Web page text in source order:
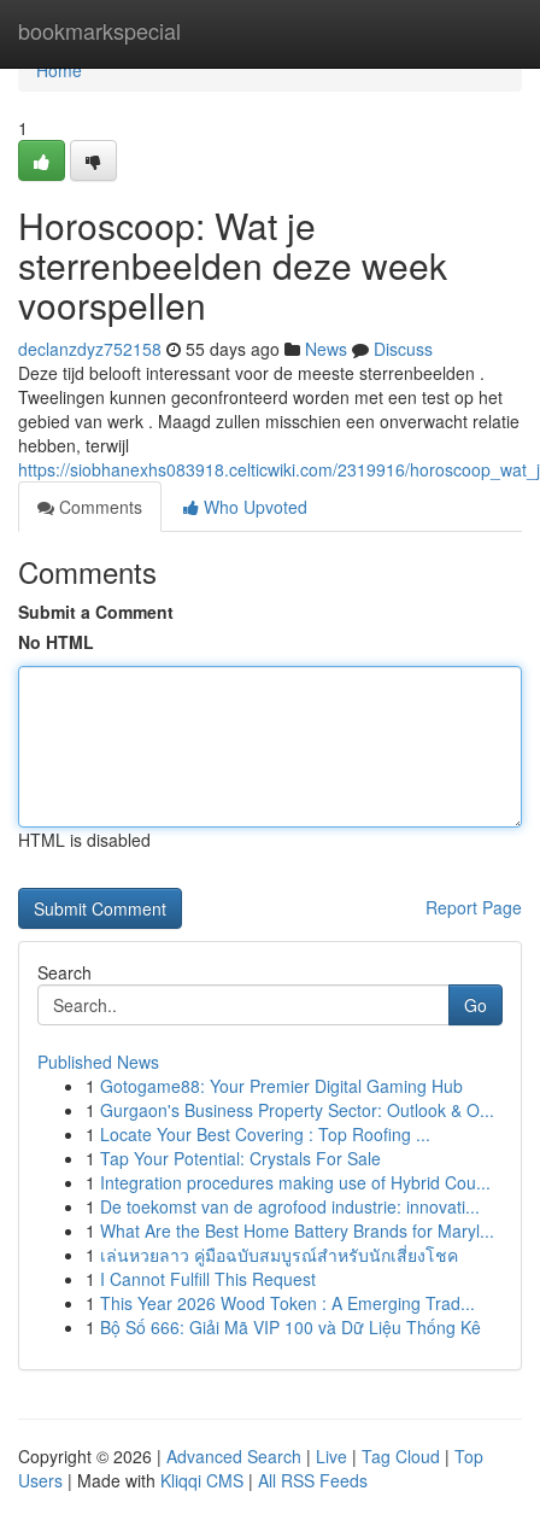
bookmarkspecial
Home
Home
1
Horoscoop: Wat je
sterrenbeelden deze week
voorspellen
declanzdyz752158 55 days ago News
Discuss
Deze tijd belooft interessant voor de meeste sterrenbeelden .
Tweelingen kunnen geconfronteerd worden met een test op het
gebied van werk . Maagd zullen misschien een onverwacht relatie
hebben, terwijl
https://siobhanexhs083918.celticwiki.com/2319916/
Comments
Who Upvoted
Comments
Submit a Comment
No HTML
HTML is disabled
Report Page
Search
Go
Published News
1 Gotogame88: Your Premier Digital Gaming Hub
1 Gurgaon's Business Property Sector: Outlook & O...
1 Locate Your Best Covering : Top Roofing ...
1 Tap Your Potential: Crystals For Sale
1 Integration procedures making use of Hybrid Cou...
1 De toekomst van de agrofood industrie: innovati...
1 What Are the Best Home Battery Brands for Maryl...
1 เล่นหวยลาว คู่มือฉบับสมบูรณ์สำหรับนักเสี่ยงโชค
1 I Cannot Fulfill This Request
1 This Year 2026 Wood Token : A Emerging Trad...
1 Bộ Số 666: Giải Mã VIP 100 và Dữ Liệu Thống Kê
Copyright © 2026 | Advanced Search | Live | Tag Cloud | Top
Users | Made with Kliqqi CMS | All RSS Feeds